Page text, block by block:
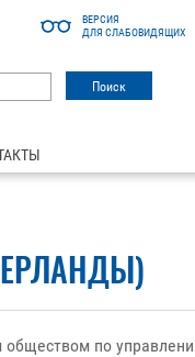
ВЕРСИЯ
ДЛЯ СЛАБОВИДЯЩИХ
обществом по